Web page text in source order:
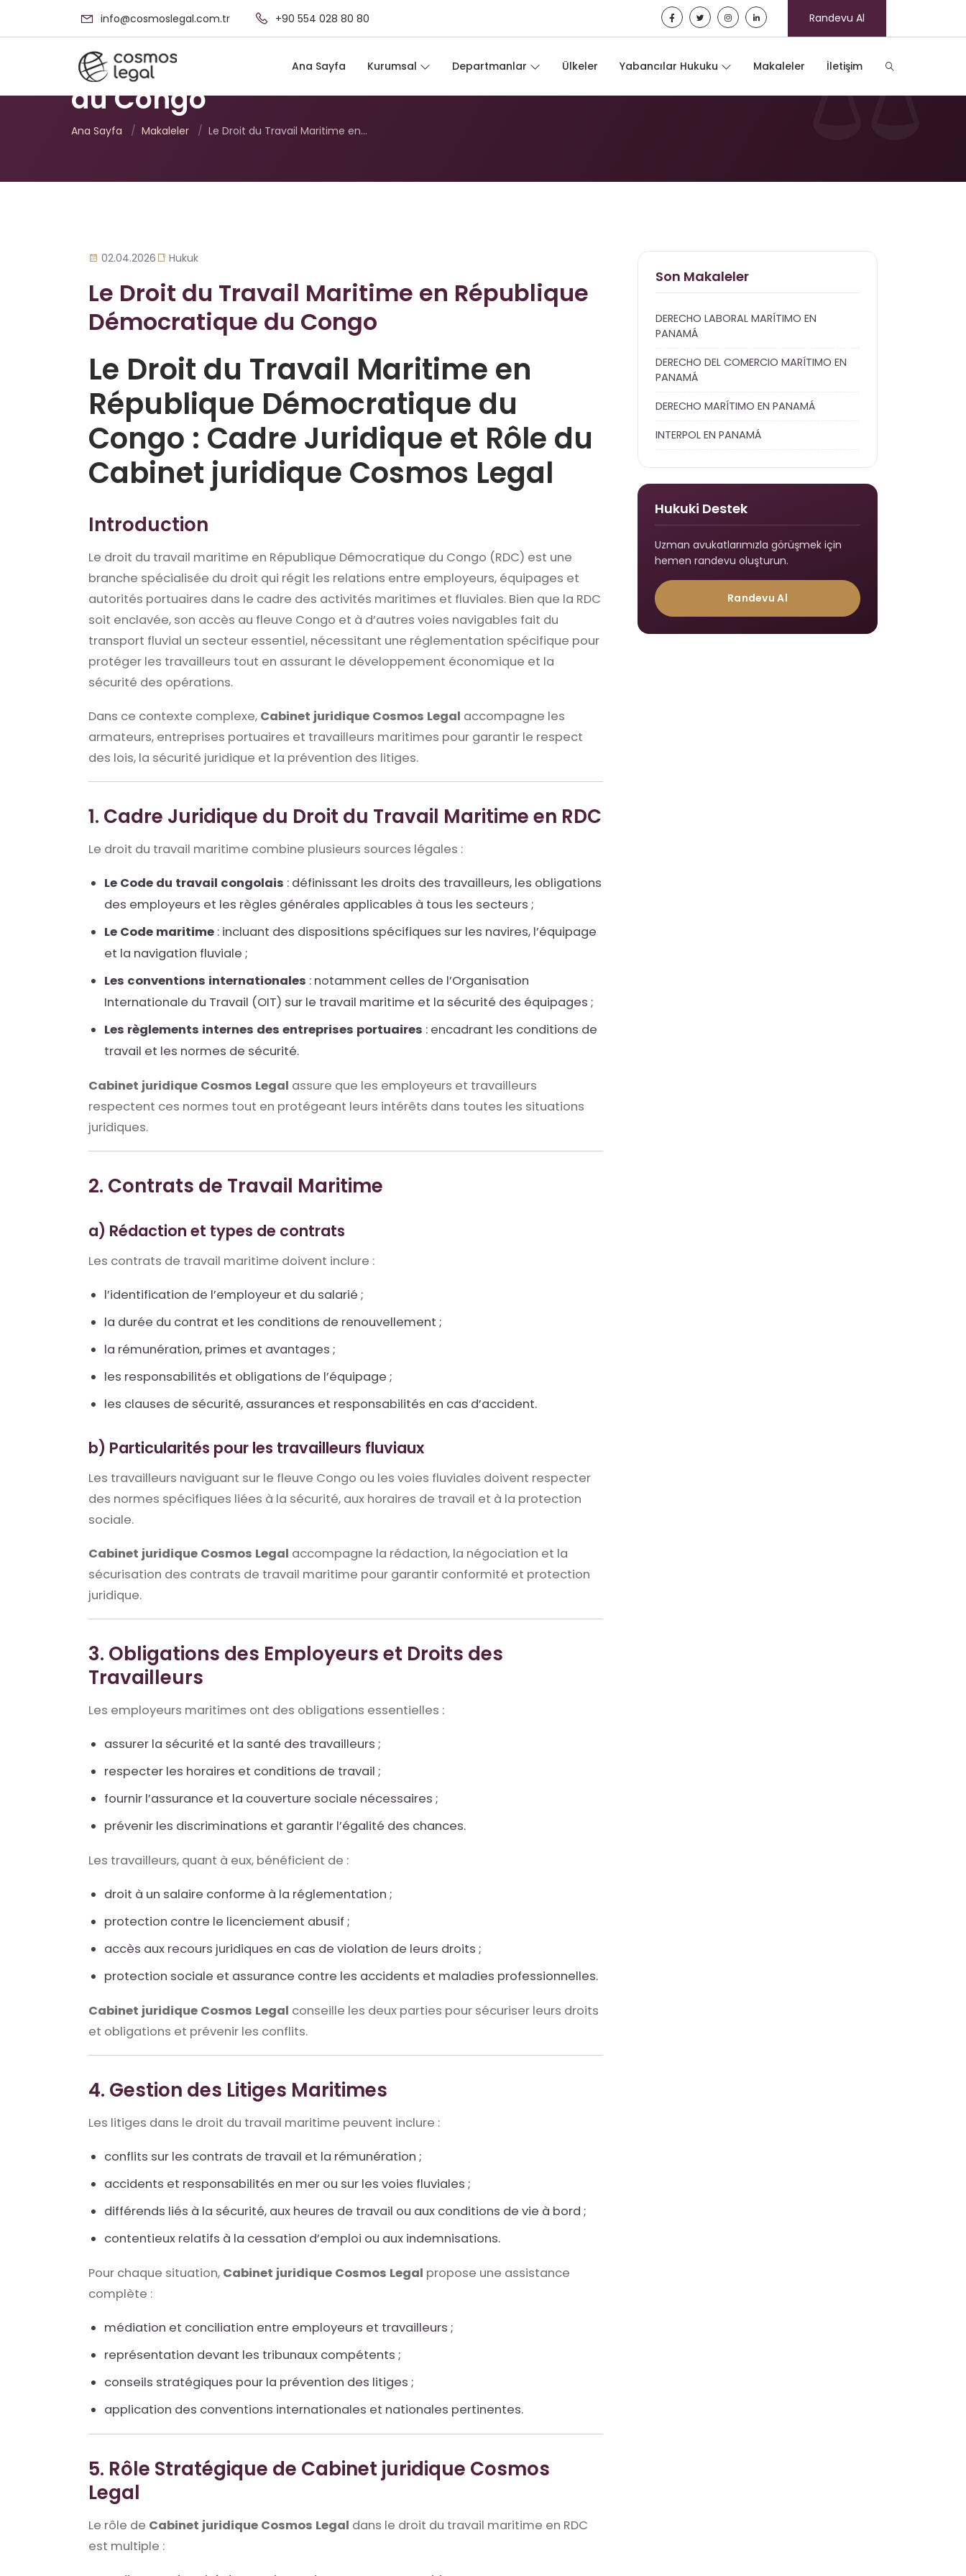
info@cosmoslegal.com.tr +90 554 028 80 80 Randevu Al
Ana Sayfa Kurumsal Departmanlar Ülkeler Yabancılar Hukuku Makaleler İletişim
Le Droit du Travail Maritime en République Démocratique
du Congo
Ana Sayfa / Makaleler / Le Droit du Travail Maritime en…
02.04.2026 Hukuk
Le Droit du Travail Maritime en République
Démocratique du Congo
Le Droit du Travail Maritime en
République Démocratique du
Congo : Cadre Juridique et Rôle du
Cabinet juridique Cosmos Legal
Introduction
Le droit du travail maritime en République Démocratique du Congo (RDC) est une
branche spécialisée du droit qui régit les relations entre employeurs, équipages et
autorités portuaires dans le cadre des activités maritimes et fluviales. Bien que la RDC
soit enclavée, son accès au fleuve Congo et à d’autres voies navigables fait du
transport fluvial un secteur essentiel, nécessitant une réglementation spécifique pour
protéger les travailleurs tout en assurant le développement économique et la
sécurité des opérations.
Dans ce contexte complexe, Cabinet juridique Cosmos Legal accompagne les
armateurs, entreprises portuaires et travailleurs maritimes pour garantir le respect
des lois, la sécurité juridique et la prévention des litiges.
1. Cadre Juridique du Droit du Travail Maritime en RDC
Le droit du travail maritime combine plusieurs sources légales :
Le Code du travail congolais : définissant les droits des travailleurs, les obligations
des employeurs et les règles générales applicables à tous les secteurs ;
Le Code maritime : incluant des dispositions spécifiques sur les navires, l’équipage
et la navigation fluviale ;
Les conventions internationales : notamment celles de l’Organisation
Internationale du Travail (OIT) sur le travail maritime et la sécurité des équipages ;
Les règlements internes des entreprises portuaires : encadrant les conditions de
travail et les normes de sécurité.
Cabinet juridique Cosmos Legal assure que les employeurs et travailleurs
respectent ces normes tout en protégeant leurs intérêts dans toutes les situations
juridiques.
2. Contrats de Travail Maritime
a) Rédaction et types de contrats
Les contrats de travail maritime doivent inclure :
l’identification de l’employeur et du salarié ;
la durée du contrat et les conditions de renouvellement ;
la rémunération, primes et avantages ;
les responsabilités et obligations de l’équipage ;
les clauses de sécurité, assurances et responsabilités en cas d’accident.
b) Particularités pour les travailleurs fluviaux
Les travailleurs naviguant sur le fleuve Congo ou les voies fluviales doivent respecter
des normes spécifiques liées à la sécurité, aux horaires de travail et à la protection
sociale.
Cabinet juridique Cosmos Legal accompagne la rédaction, la négociation et la
sécurisation des contrats de travail maritime pour garantir conformité et protection
juridique.
3. Obligations des Employeurs et Droits des
Travailleurs
Les employeurs maritimes ont des obligations essentielles :
assurer la sécurité et la santé des travailleurs ;
respecter les horaires et conditions de travail ;
fournir l’assurance et la couverture sociale nécessaires ;
prévenir les discriminations et garantir l’égalité des chances.
Les travailleurs, quant à eux, bénéficient de :
droit à un salaire conforme à la réglementation ;
protection contre le licenciement abusif ;
accès aux recours juridiques en cas de violation de leurs droits ;
protection sociale et assurance contre les accidents et maladies professionnelles.
Cabinet juridique Cosmos Legal conseille les deux parties pour sécuriser leurs droits
et obligations et prévenir les conflits.
4. Gestion des Litiges Maritimes
Les litiges dans le droit du travail maritime peuvent inclure :
conflits sur les contrats de travail et la rémunération ;
accidents et responsabilités en mer ou sur les voies fluviales ;
différends liés à la sécurité, aux heures de travail ou aux conditions de vie à bord ;
contentieux relatifs à la cessation d’emploi ou aux indemnisations.
Pour chaque situation, Cabinet juridique Cosmos Legal propose une assistance
complète :
médiation et conciliation entre employeurs et travailleurs ;
représentation devant les tribunaux compétents ;
conseils stratégiques pour la prévention des litiges ;
application des conventions internationales et nationales pertinentes.
5. Rôle Stratégique de Cabinet juridique Cosmos
Legal
Le rôle de Cabinet juridique Cosmos Legal dans le droit du travail maritime en RDC
est multiple :
Son Makaleler
DERECHO LABORAL MARÍTIMO EN
PANAMÁ
DERECHO DEL COMERCIO MARÍTIMO EN
PANAMÁ
DERECHO MARÍTIMO EN PANAMÁ
INTERPOL EN PANAMÁ
Hukuki Destek
Uzman avukatlarımızla görüşmek için
hemen randevu oluşturun.
Randevu Al